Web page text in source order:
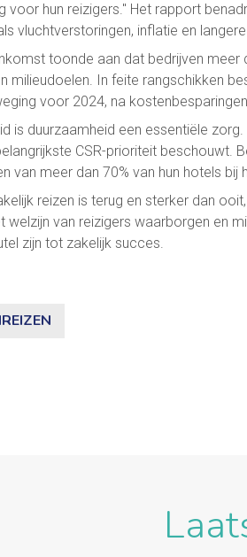
voor hun reizigers." Het rapport
vluchtverstoringen, inflatie en
toonde aan dat bedrijven
milieudoelen. In feite rangschikken
voor 2024, na
is duurzaamheid een essentiële
CSR-prioriteit beschouwt.
van meer dan 70% van hun hotels
reizen is terug en sterker dan
welzijn van reizigers waarborgen en
zijn tot zakelijk succes.